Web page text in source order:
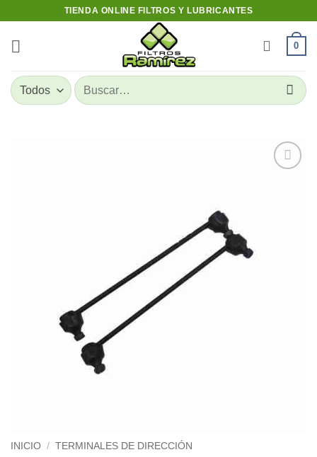
content
TIENDA ONLINE FILTROS Y LUBRICANTES
0
Buscar
por:
INICIO / TERMINALES DE DIRECCIÓN